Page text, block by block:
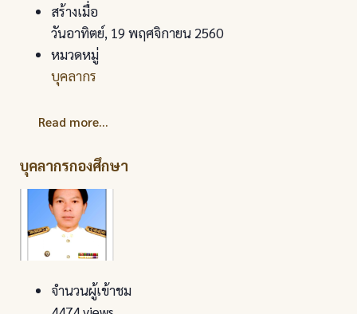
สร้างเมื่อ
วันอาทิตย์, 19 พฤศจิกายน 2560
หมวดหมู่
บุคลากร
Read more...
บุคลากรกองศึกษา
จำนวนผู้เข้าชม